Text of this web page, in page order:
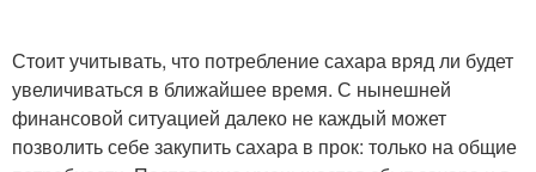
Стоит учитывать, что потребление сахара вряд ли будет
увеличиваться в ближайшее время. С нынешней
финансовой ситуацией далеко не каждый может
позволить себе закупить сахара в прок: только на общие